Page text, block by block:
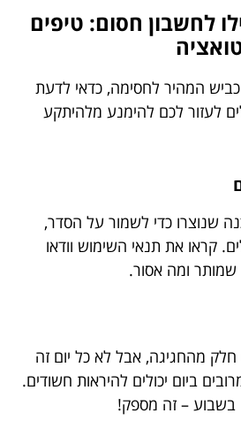
לחשבון חסום: טיפים
המהיר לחסימה, כדאי לדעת
לעזור לכם להימנע מלהיתקע
שנוצרו כדי לשמור על הסדר,
קראו את תנאי השימוש וודאו
ומה אסור.
מהחגיגה, אבל לא כל יום זה
ביום יכולים להיראות חשודים.
בשבוע – זה מספק!